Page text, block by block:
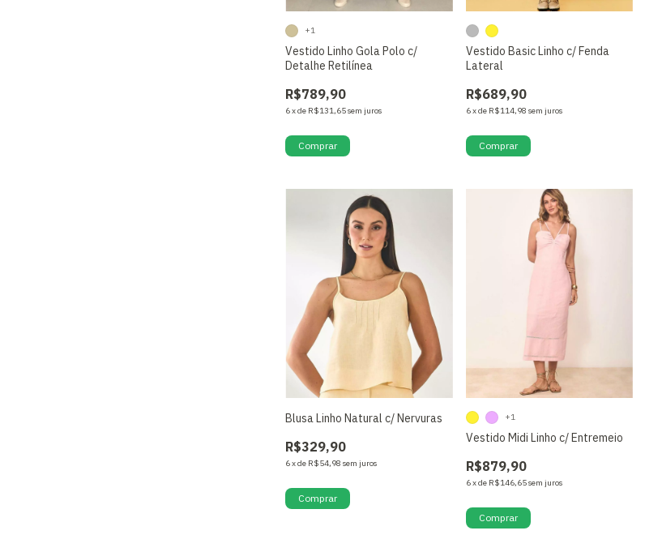
Vestido Linho Gola Polo c/
Detalhe Retilínea
R$789,90
6xde R$131,65sem juros
+1
Comprar
Vestido Basic Linho c/ Fenda
Lateral
R$689,90
6xde R$114,98 sem juros
Comprar
Blusa Linho Natural c/ Nervuras
R$329,90
6xde R$54,98 sem juros
Comprar
Vestido Midi Linho c/ Entremeio
R$879,90
6xde R$146,65sem juros
+1
Comprar